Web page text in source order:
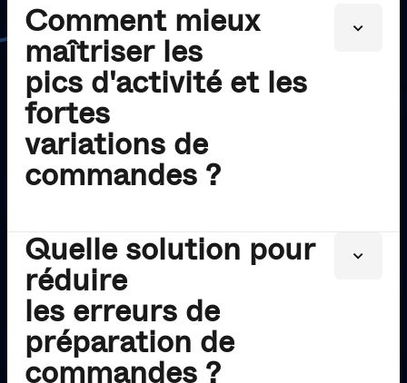
Comment mieux
maîtriser les
pics d'activité et les
fortes
variations de
commandes ?
Fluctuation des stocks, gestion des retours,
cut-off transport et saisonnalité : vos défis
quotidiens exigent une organisation et une
flexibilité logistique optimales.
Quelle solution pour
réduire
les erreurs de
préparation de
commandes ?